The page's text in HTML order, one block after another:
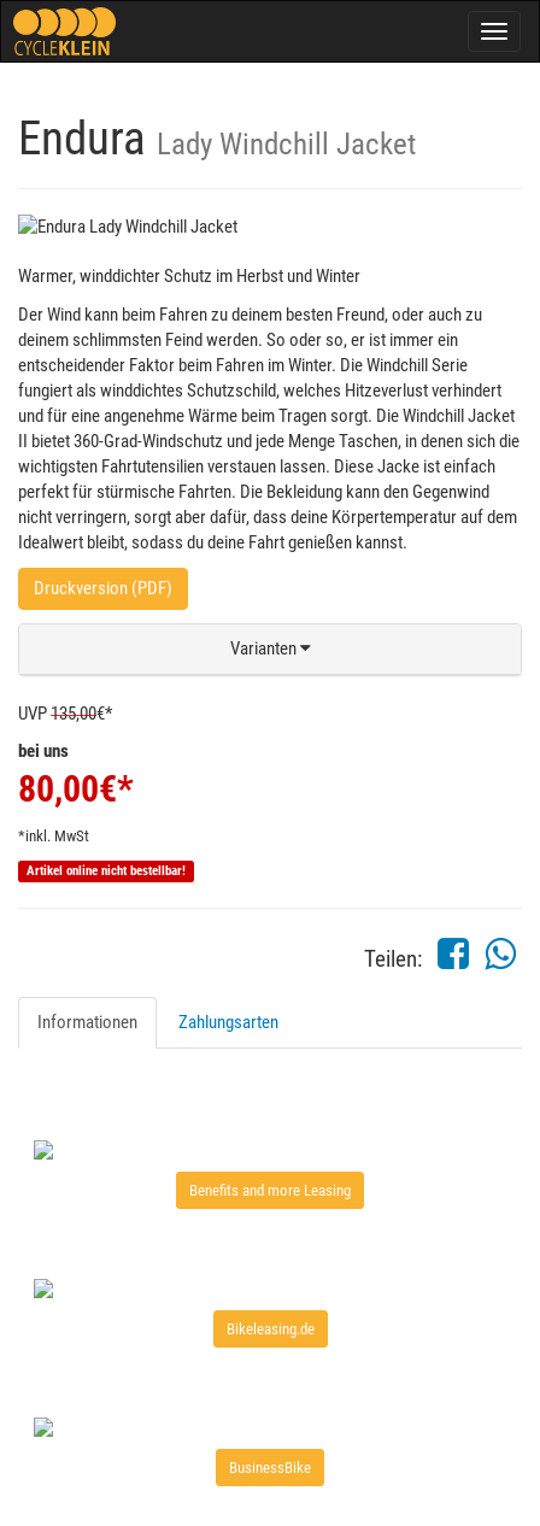
Endura Lady Windchill Jacket
Warmer, winddichter Schutz im Herbst und Winter
Der Wind kann beim Fahren zu deinem besten Freund, oder auch zu
deinem schlimmsten Feind werden. So oder so, er ist immer ein
entscheidender Faktor beim Fahren im Winter. Die Windchill Serie
fungiert als winddichtes Schutzschild, welches Hitzeverlust verhindert
und für eine angenehme Wärme beim Tragen sorgt. Die Windchill Jacket
II bietet 360-Grad-Windschutz und jede Menge Taschen, in denen sich die
wichtigsten Fahrtutensilien verstauen lassen. Diese Jacke ist einfach
perfekt für stürmische Fahrten. Die Bekleidung kann den Gegenwind
nicht verringern, sorgt aber dafür, dass deine Körpertemperatur auf dem
Idealwert bleibt, sodass du deine Fahrt genießen kannst.
Druckversion (PDF)
Varianten
UVP135,00€*
bei uns
80,00€*
*inkl. MwSt
Artikel online nicht bestellbar!
Teilen:
Informationen Zahlungsarten
Benefits and more Leasing
Bikeleasing.de
BusinessBike